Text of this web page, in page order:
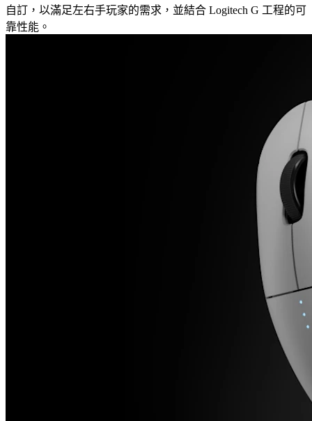
自訂，以滿足左右手玩家的需求，並結合 Logitech G 工程的可
靠性能。